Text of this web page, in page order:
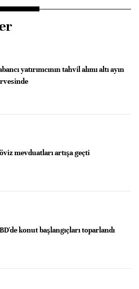
yatırımcının tahvil alımı altı ayın
mevduatları artışa geçti
konut başlangıçları toparlandı